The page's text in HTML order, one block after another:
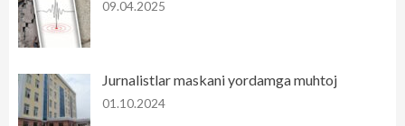
09.04.2025
Jurnalistlar maskani yordamga muhtoj
01.10.2024